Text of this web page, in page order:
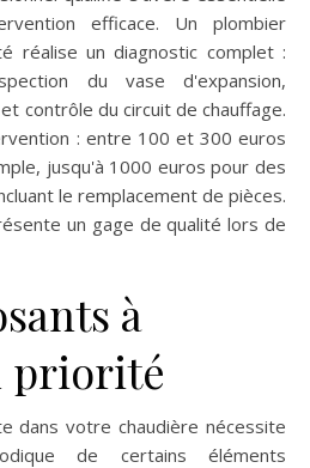
efficace. Un plombier
réalise un diagnostic complet :
du vase d'expansion,
contrôle du circuit de chauffage.
: entre 100 et 300 euros
jusqu'à 1000 euros pour des
le remplacement de pièces.
un gage de qualité lors de
à
priorité
dans votre chaudière nécessite
de certains éléments